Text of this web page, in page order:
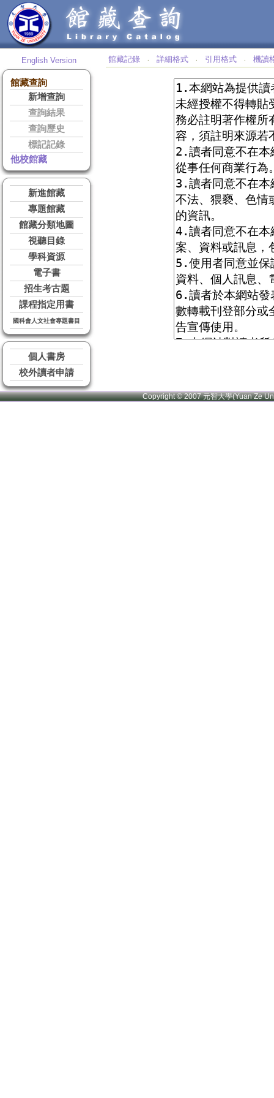
English Version
館藏查詢
新增查詢
查詢結果
查詢歷史
標記記錄
他校館藏
新進館藏
專題館藏
館藏分類地圖
視聽目錄
學科資源
電子書
招生考古題
課程指定用書
國科會人文社會專題書目
個人書房
校外讀者申請
館藏記錄 ‧ 詳細格式 ‧ 引用格式 ‧ 機讀
Copyright © 2007 元智大學(Yuan Ze